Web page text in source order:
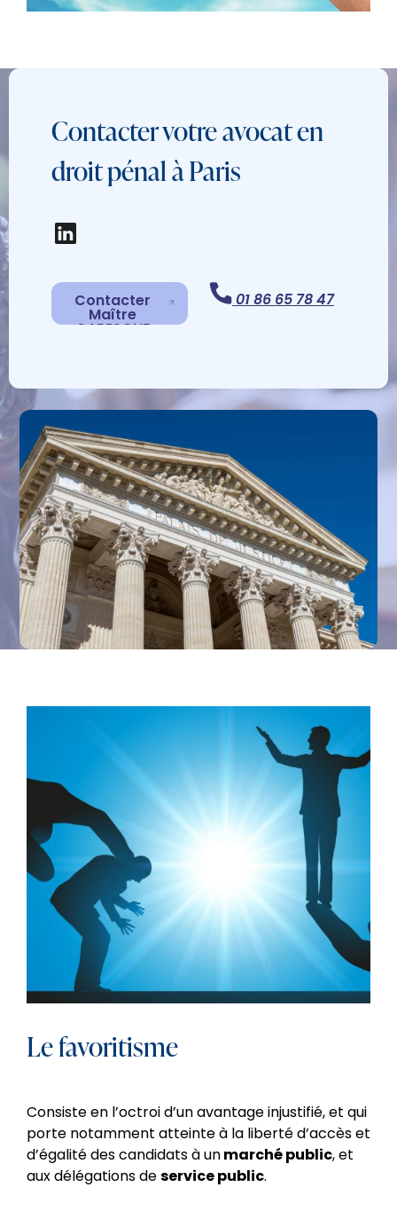
Contacter votre avocat en
droit pénal à Paris
Contacter
Maître
CARESCHE
Contacter
01 86 65 78 47
Le favoritisme
Consiste en l’octroi d’un avantage injustifié, et qui
porte notamment atteinte à la liberté d’accès et
d’égalité des candidats à unmarché public, et
aux délégations deservice public.